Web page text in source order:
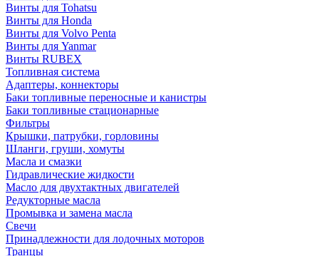
Винты для Tohatsu
Винты для Honda
Винты для Volvo Penta
Винты для Yanmar
Винты RUBEX
Топливная система
Адаптеры, коннекторы
Баки топливные переносные и канистры
Баки топливные стационарные
Фильтры
Крышки, патрубки, горловины
Шланги, груши, хомуты
Масла и смазки
Гидравлические жидкости
Масло для двухтактных двигателей
Редукторные масла
Промывка и замена масла
Свечи
Принадлежности для лодочных моторов
Транцы